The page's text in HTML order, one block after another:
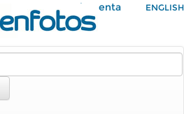
Mi Cuenta ENGLISH